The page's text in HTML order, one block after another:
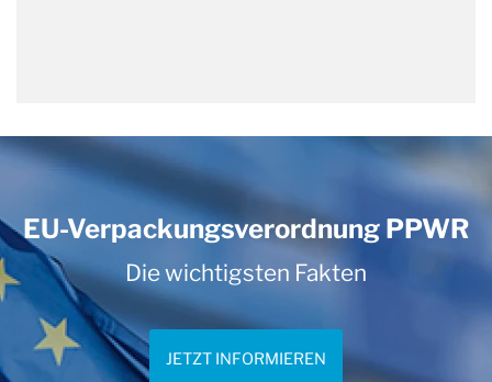
EU-Verpackungsverordnung PPWR
Die wichtigsten Fakten
JETZT INFORMIEREN